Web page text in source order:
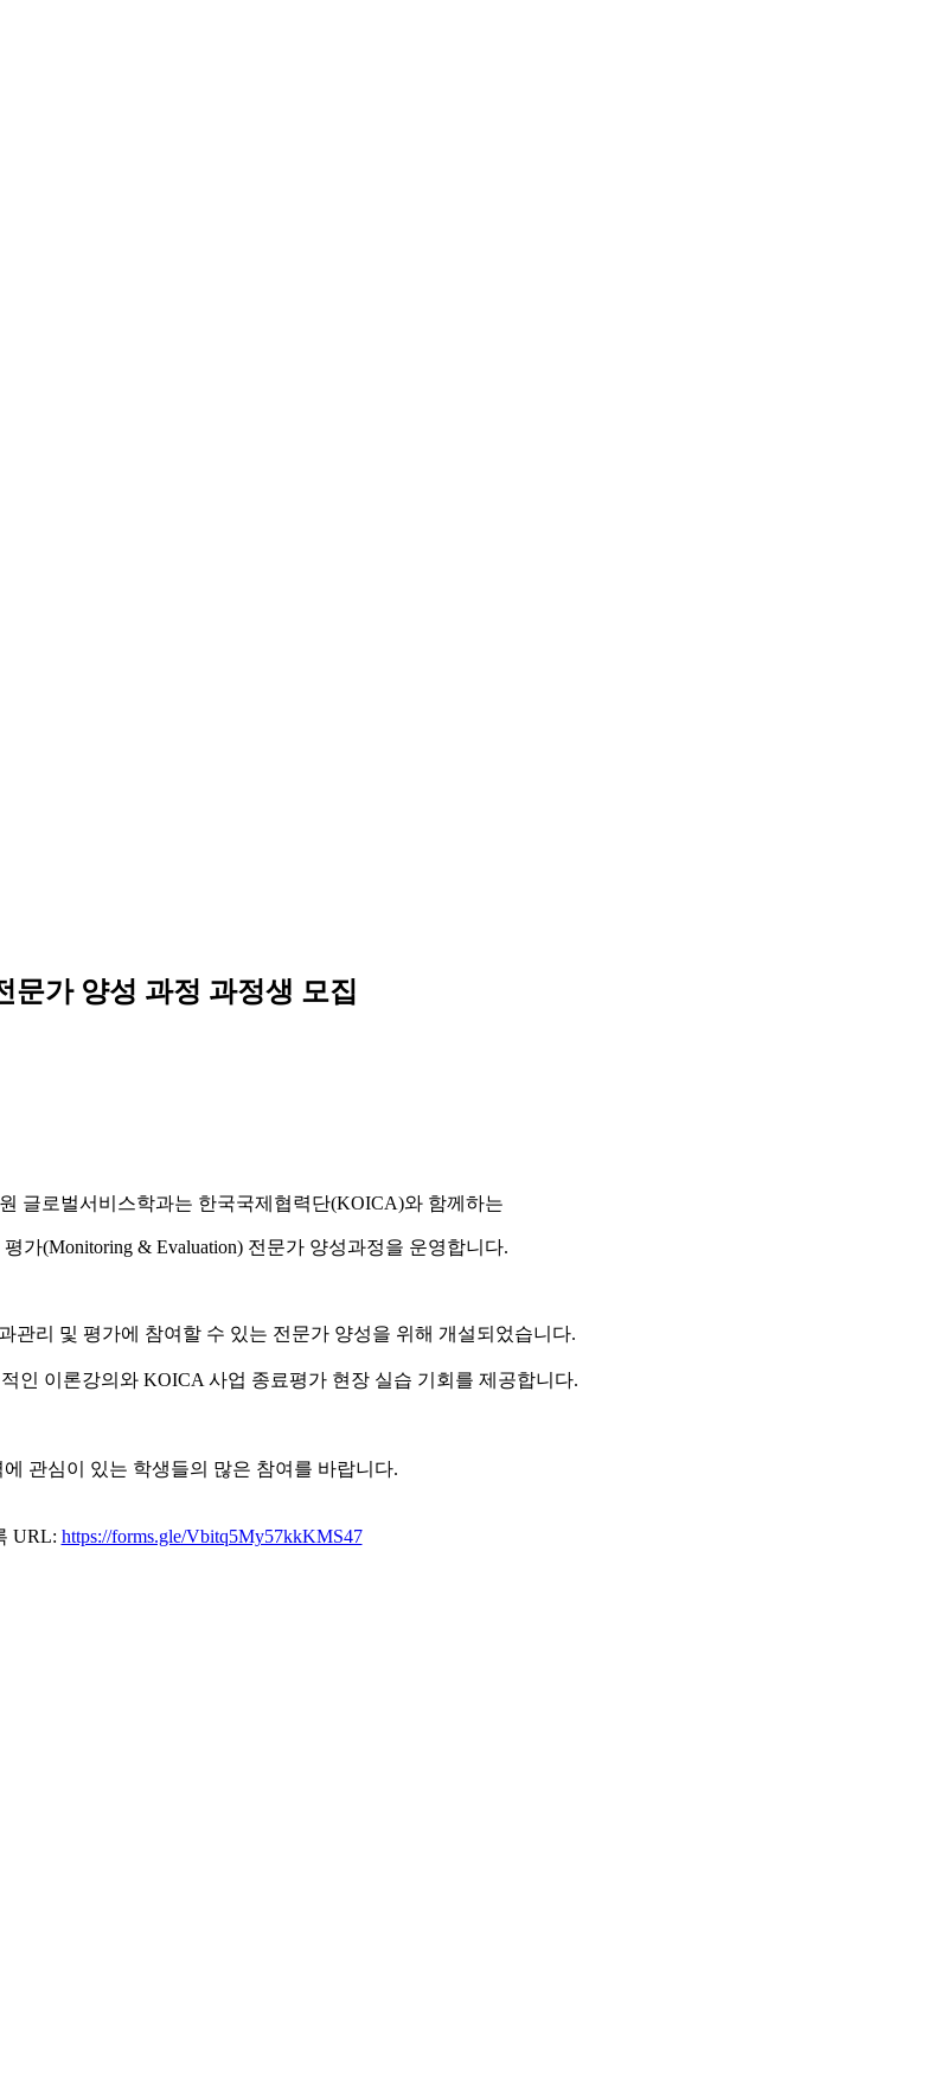
문가 양성 과정 과정생 모집
글로벌서비스학과는 한국국제협력단(KOICA)와 함께하는
가(Monitoring & Evaluation) 전문가 양성과정을 운영합니다.
관리 및 평가에 참여할 수 있는 전문가 양성을 위해 개설되었습니다.
인 이론강의와 KOICA 사업 종료평가 현장 실습 기회를 제공합니다.
관심이 있는 학생들의 많은 참여를 바랍니다.
URL: https://forms.gle/Vbitq5My57kkKMS47